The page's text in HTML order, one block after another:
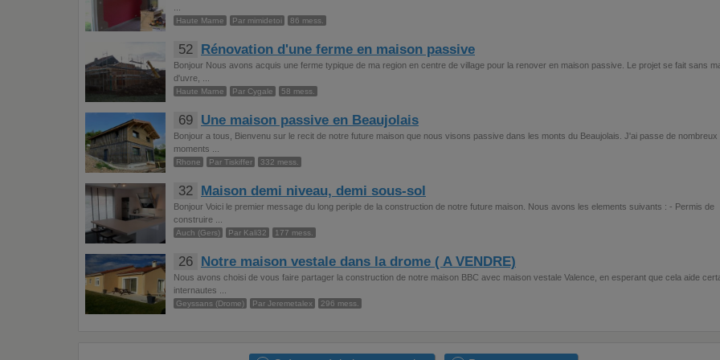
Haute Marne Par mimidetoi 86 mess.
52 Rénovation d'une ferme en maison passive
Bonjour Nous avons acquis une ferme typique de ma region en centre de village pour la renover en maison passive. Le projet se fait sans
d'uvre, ...
Haute Marne Par Cygale 58 mess.
69 Une maison passive en Beaujolais
Bonjour a tous, Bienvenu sur le recit de notre future maison que nous visons passive dans les monts du Beaujolais. J'ai passe de nombreux
moments ...
Rhone Par Tiskiffer 332 mess.
32 Maison demi niveau, demi sous-sol
Bonjour Voici le premier message du long periple de la construction de notre future maison. Nous avons les elements suivants : - Permis de
construire ...
Auch (Gers) Par Kali32 177 mess.
26 Notre maison vestale dans la drome ( A VENDRE)
Nous avons choisi de vous faire partager la construction de notre maison BBC avec maison vestale Valence, en esperant que cela aide
internautes ...
Geyssans (Drome) Par Jeremetalex 296 mess.